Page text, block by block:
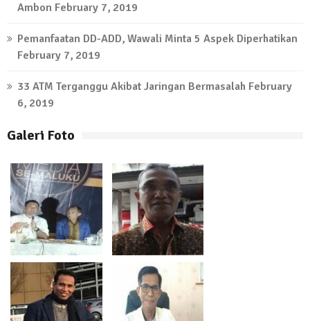
Ambon February 7, 2019
Pemanfaatan DD-ADD, Wawali Minta 5 Aspek Diperhatikan
February 7, 2019
33 ATM Terganggu Akibat Jaringan Bermasalah February
6, 2019
Galeri Foto